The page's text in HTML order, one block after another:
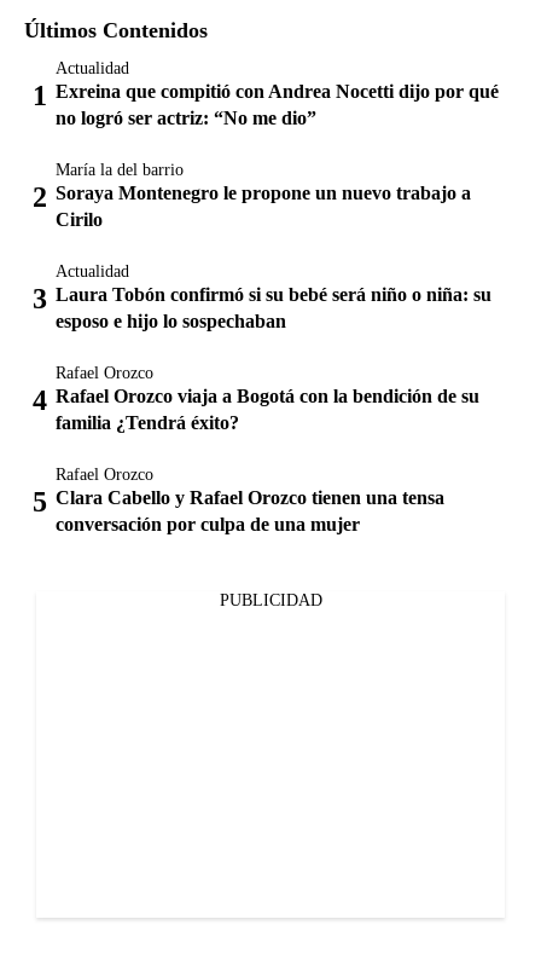
Últimos Contenidos
Actualidad
Exreina que compitió con Andrea Nocetti dijo por qué
no logró ser actriz: “No me dio”
María la del barrio
Soraya Montenegro le propone un nuevo trabajo a
Cirilo
Actualidad
Laura Tobón confirmó si su bebé será niño o niña: su
esposo e hijo lo sospechaban
Rafael Orozco
Rafael Orozco viaja a Bogotá con la bendición de su
familia ¿Tendrá éxito?
Rafael Orozco
Clara Cabello y Rafael Orozco tienen una tensa
conversación por culpa de una mujer
PUBLICIDAD